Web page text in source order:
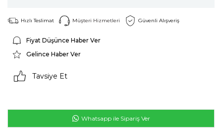
Hızlı Teslimat Müşteri Hizmetleri Güvenli Alışveriş
Fiyat Düşünce Haber Ver
Gelince Haber Ver
Tavsiye Et
Whatsapp ile Sipariş Ver